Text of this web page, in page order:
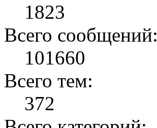
1823
Всего сообщений:
101660
Всего тем:
372